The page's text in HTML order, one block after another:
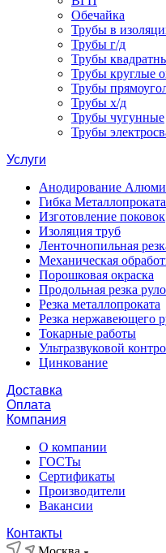
Обечайка
Трубы в
Трубы г/д
Трубы
Трубы круглые
Трубы
Трубы х/д
Трубы чугунные
Трубы
Услуги
Анодирование
Гибка Металлопроката
Изготовление поковок
Изоляция труб
Ленточнопильная
Механическая
Порошковая окраска
Продольная резка
Резка металлопроката
Резка нержавеющего
Токарные работы
Ультразвуковой
Цинкование
Доставка
Оплата
Компания
О компании
ГОСТы
Сертификаты
Производители
Вакансии
Контакты